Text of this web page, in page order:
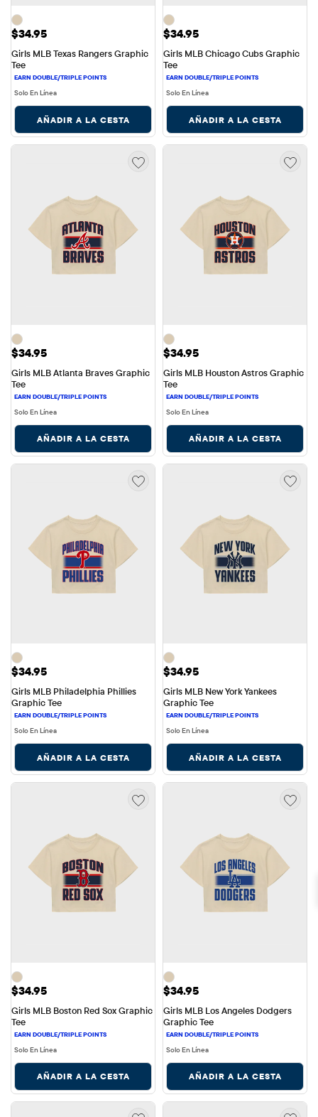
Precio: $34.95
$34.95
Girls MLB Texas Rangers Graphic
Tee
Solo En Línea
AÑADIR A LA CESTA
Precio: $34.95
$34.95
Girls MLB Chicago Cubs Graphic
Tee
Solo En Línea
AÑADIR A LA CESTA
Precio: $34.95
$34.95
Girls MLB Atlanta Braves Graphic
Tee
Solo En Línea
AÑADIR A LA CESTA
Precio: $34.95
$34.95
Girls MLB Houston Astros Graphic
Tee
Solo En Línea
AÑADIR A LA CESTA
Precio: $34.95
$34.95
Girls MLB Philadelphia Phillies
Graphic Tee
Solo En Línea
AÑADIR A LA CESTA
Precio: $34.95
$34.95
Girls MLB New York Yankees
Graphic Tee
Solo En Línea
AÑADIR A LA CESTA
Precio: $34.95
$34.95
Girls MLB Boston Red Sox Graphic
Tee
Solo En Línea
AÑADIR A LA CESTA
Precio: $34.95
$34.95
Girls MLB Los Angeles Dodgers
Graphic Tee
Solo En Línea
AÑADIR A LA CESTA